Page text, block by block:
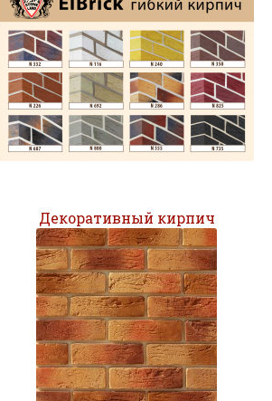
Декоративный кирпич